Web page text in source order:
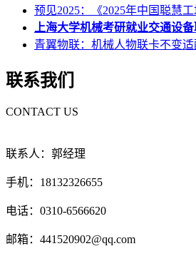
预见2025：《2025年中国聪慧
上海大学机械考研就业交通设
青翼物联：机械人物联卡不变
联系我们
CONTACT US
联系人：郭经理
手机：18132326655
电话：0310-6566620
邮箱：441520902@qq.com